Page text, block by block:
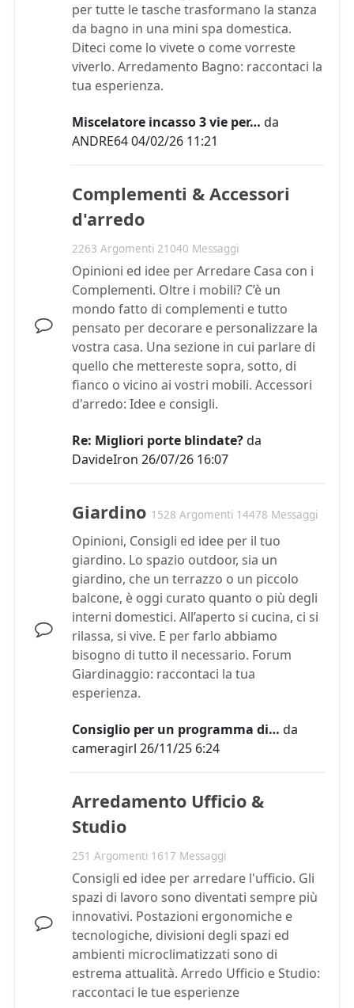
per tutte le tasche trasformano la stanza
da bagno in una mini spa domestica.
Diteci come lo vivete o come vorreste
viverlo. Arredamento Bagno: raccontaci la
tua esperienza.
Miscelatore incasso 3 vie per… da
ANDRE6404/02/26 11:21
Complementi & Accessori
d'arredo
2263 Argomenti 21040 Messaggi
Opinioni ed idee per Arredare Casa con i
Complementi. Oltre i mobili? C’è un
mondo fatto di complementi e tutto
pensato per decorare e personalizzare la
vostra casa. Una sezione in cui parlare di
quello che mettereste sopra, sotto, di
fianco o vicino ai vostri mobili. Accessori
d'arredo: Idee e consigli.
Re: Migliori porte blindate?da
DavideIron 26/07/26 16:07
Giardino 1528 Argomenti 14478 Messaggi
Opinioni, Consigli ed idee per il tuo
giardino. Lo spazio outdoor, sia un
giardino, che un terrazzo o un piccolo
balcone, è oggi curato quanto o più degli
interni domestici. All’aperto si cucina, ci si
rilassa, si vive. E per farlo abbiamo
bisogno di tutto il necessario. Forum
Giardinaggio: raccontaci la tua
esperienza.
Consiglio per un programma di… da
cameragirl 26/11/25 6:24
Arredamento Ufficio &
Studio
251 Argomenti 1617 Messaggi
Consigli ed idee per arredare l'ufficio. Gli
spazi di lavoro sono diventati sempre più
innovativi. Postazioni ergonomiche e
tecnologiche, divisioni degli spazi ed
ambienti microclimatizzati sono di
estrema attualità. Arredo Ufficio e Studio:
raccontaci le tue esperienze